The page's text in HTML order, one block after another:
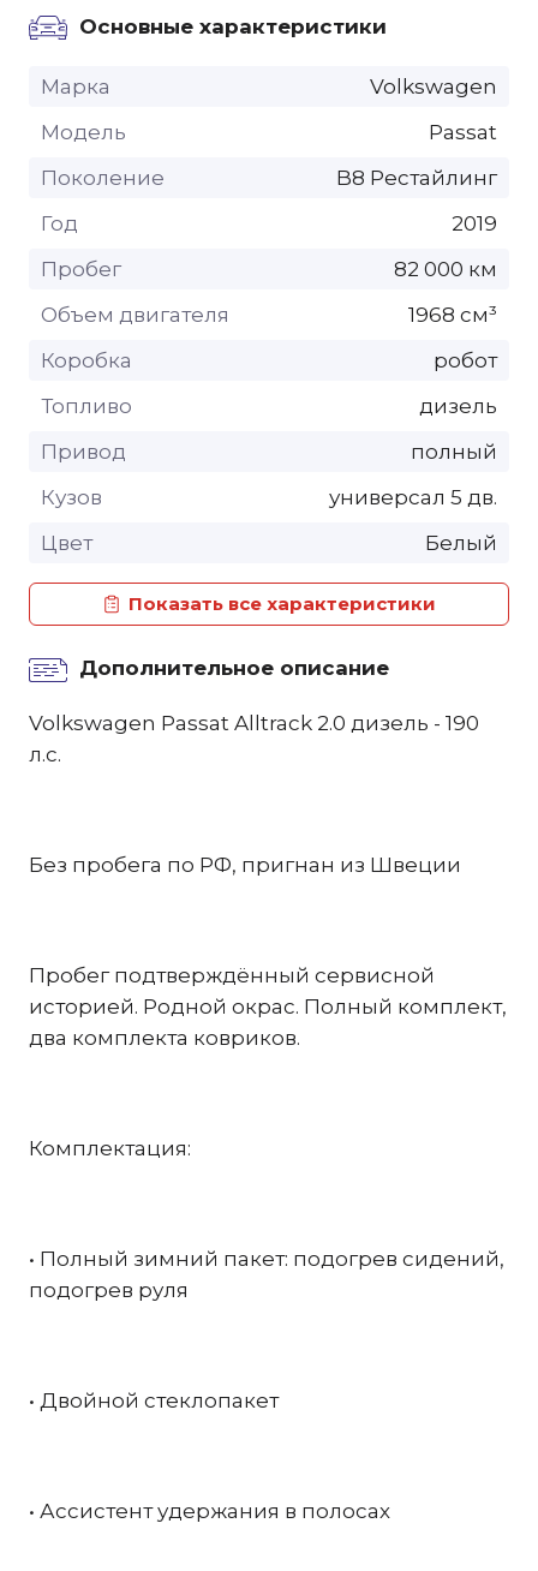
Основные характеристики
Марка
Volkswagen
Модель
Passat
Поколение
B8 Рестайлинг
Год
2019
Пробег
82 000 км
Объем двигателя
1968 см³
Коробка
робот
Топливо
дизель
Привод
полный
Кузов
универсал 5 дв.
Цвет
Белый
Показать все характеристики
Дополнительное описание
Volkswagen Passat Alltrack 2.0 дизель - 190
л.с.
Без пробега по РФ, пригнан из Швеции
Пробег подтверждённый сервисной
историей. Родной окрас. Полный комплект,
два комплекта ковриков.
Комплектация:
• Полный зимний пакет: подогрев сидений,
подогрев руля
• Двойной стеклопакет
• Ассистент удержания в полосах